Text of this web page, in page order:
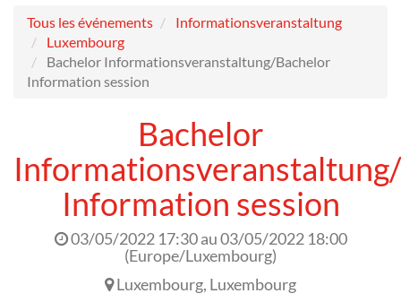
Tous les événements
Informationsveranstaltung
Luxembourg
Bachelor Informationsveranstaltung/Bachelor
Information session
Bachelor
Information session
03/05/2022 17:30au03/05/2022 18:00
(Europe/Luxembourg)
Luxembourg, Luxembourg